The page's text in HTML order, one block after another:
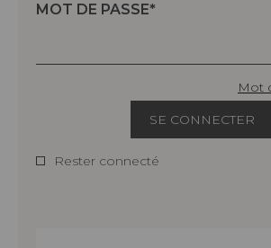
MOT DE PASSE
Mot
SE CONNECTER
Rester connecté